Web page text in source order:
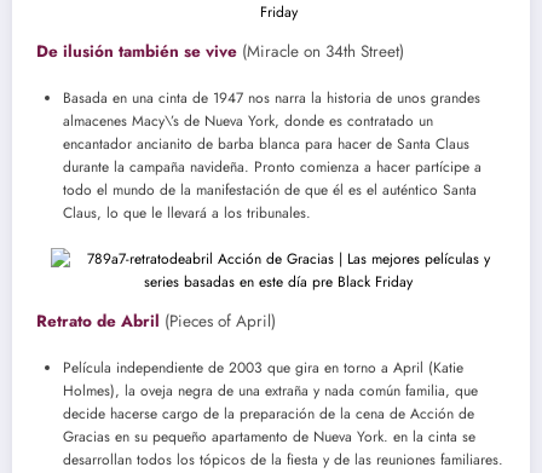
De ilusión también se vive (Miracle on 34th Street)
Basada en una cinta de 1947 nos narra la historia de unos grandes
almacenes Macy\’s de Nueva York, donde es contratado un
encantador ancianito de barba blanca para hacer de Santa Claus
durante la campaña navideña. Pronto comienza a hacer partícipe a
todo el mundo de la manifestación de que él es el auténtico Santa
Claus, lo que le llevará a los tribunales.
Retrato de Abril (Pieces of April)
Película independiente de 2003 que gira en torno a April (Katie
Holmes), la oveja negra de una extraña y nada común familia, que
decide hacerse cargo de la preparación de la cena de Acción de
Gracias en su pequeño apartamento de Nueva York. en la cinta se
desarrollan todos los tópicos de la fiesta y de las reuniones familiares.